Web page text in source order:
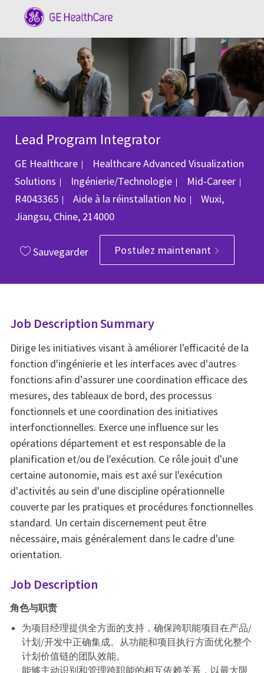
Lead Program Integrator
GE Healthcare
Healthcare Advanced Visualization
Solutions
Catégorie
Ingénierie/Technologie
Mid-Career
ID du poste
R4043365 Aide à la réinstallation No Emplacement
Wuxi,
Jiangsu, Chine, 214000
Sauvegarder Postulez maintenant
Job Description Summary
Dirige les initiatives visant à améliorer l'efficacité de la
fonction d'ingénierie et les interfaces avec d'autres
fonctions afin d'assurer une coordination efficace des
mesures, des tableaux de bord, des processus
fonctionnels et une coordination des initiatives
interfonctionnelles. Exerce une influence sur les
opérations département et est responsable de la
planification et/ou de l'exécution. Ce rôle jouit d'une
certaine autonomie, mais est axé sur l'exécution
d'activités au sein d'une discipline opérationnelle
couverte par les pratiques et procédures fonctionnelles
standard. Un certain discernement peut être
nécessaire, mais généralement dans le cadre d'une
orientation.
Job Description
角色与职责
为项目经理提供全方面的支持，确保跨职能项目在产品/
计划/开发中正确集成。从功能和项目执行方面优化整个
计划价值链的团队效能。
能够主动识别和管理跨职能的相互依赖关系，以最大限